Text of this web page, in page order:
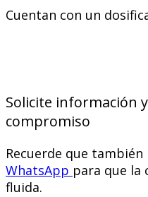
Cuentan con un
Solicite información
compromiso
Recuerde que
WhatsApp para que la
fluida.